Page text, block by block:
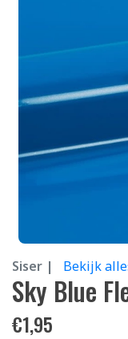
Siser | Bekijk
Sky Blue
€1,95